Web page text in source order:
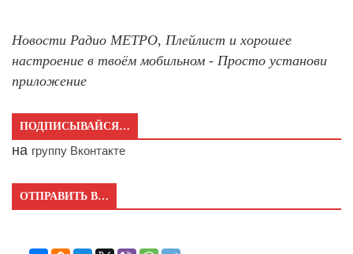
Новости Радио МЕТРО, Плейлист и хорошее
настроение в твоём мобильном - Просто установи
приложение
ПОДПИСЫВАЙСЯ…
на группу Вконтакте
ОТПРАВИТЬ В…